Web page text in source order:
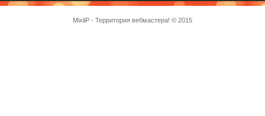
MixliP - Территория вебмастера! © 2015